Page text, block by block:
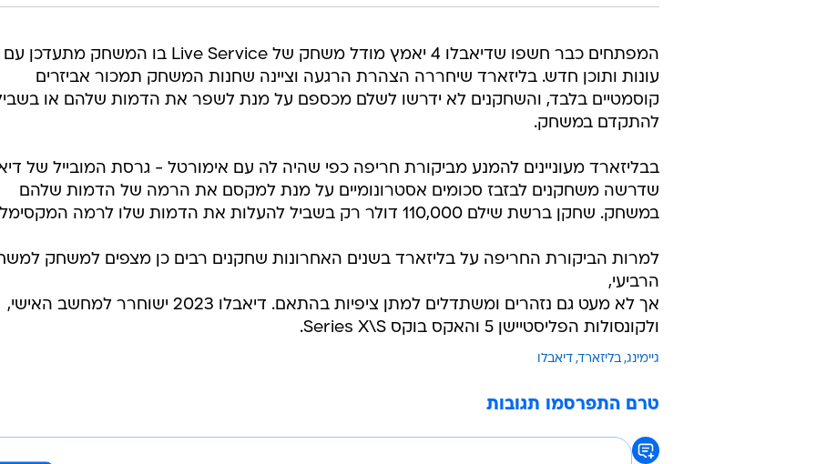
המפתחים כבר חשפו שדיאבלו 4 יאמץ מודל משחק של Live Service בו המשחק מתעדכן עם
עונות ותוכן חדש. בליזארד שיחררה הצהרת הרגעה וציינה שחנות המשחק תמכור אביזרים
קוסמטיים בלבד, והשחקנים לא ידרשו לשלם מכספם על מנת לשפר את הדמות שלהם או
להתקדם במשחק.
בבליזארד מעוניינים להמנע מביקורת חריפה כפי שהיה לה עם אימורטל - גרסת המובייל של
שדרשה משחקנים לבזבז סכומים אסטרונומיים על מנת למקסם את הרמה של הדמות שלהם
במשחק. שחקן ברשת שילם 110,000 דולר רק בשביל להעלות את הדמות שלו לרמה המקסימלית.
למרות הביקורת החריפה על בליזארד בשנים האחרונות שחקנים רבים כן מצפים למשחק
הרביעי,
אך לא מעט גם נזהרים ומשתדלים למתן ציפיות בהתאם. דיאבלו 2023 ישוחרר למחשב האישי,
ולקונסולות הפליסטיישן 5 והאקס בוקס Series X\S.
גיימינג בליזארד דיאבלו
טרם התפרסמו תגובות